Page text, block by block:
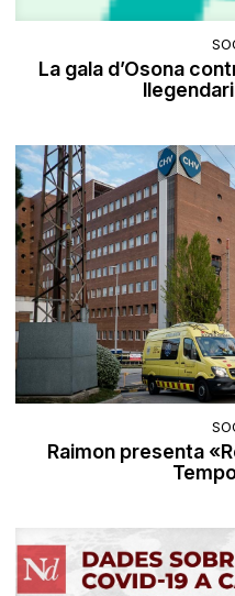
La gala d’Osona
Raimon presenta